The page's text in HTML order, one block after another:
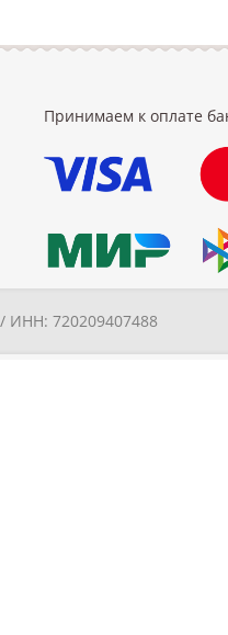
Принимаем к оплате
ИНН: 720209407488